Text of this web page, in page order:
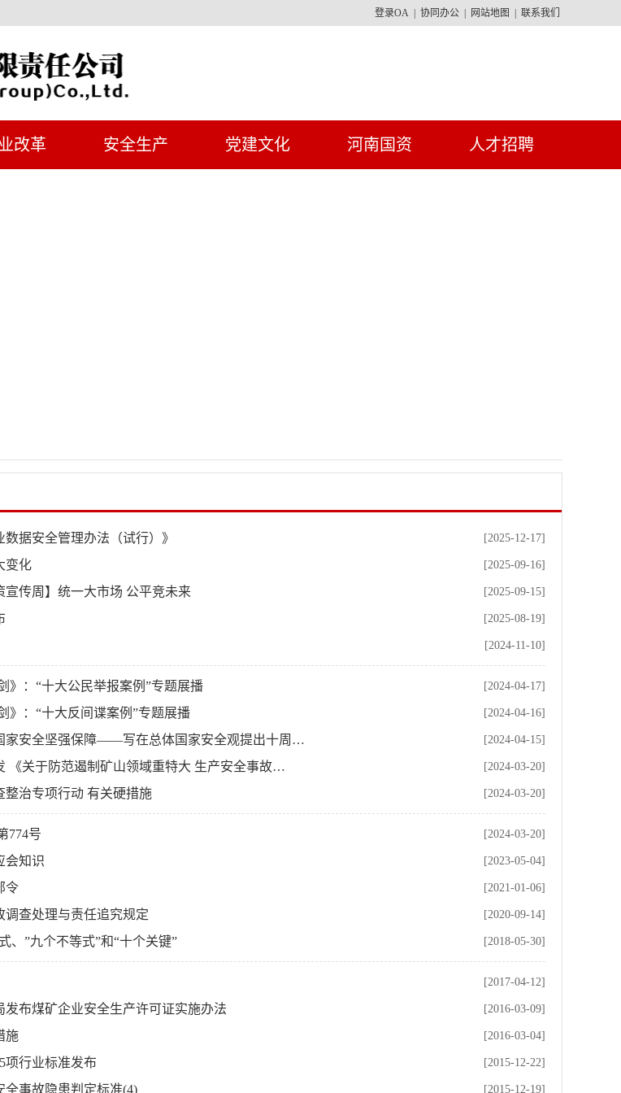
登录OA 协同办公 网站地图 联系我们
改革 安全生产 党建文化 河南国资 人才招聘
[2025-12-17]
据安全管理办法（试行）》
[2025-09-16]
变化
[2025-09-15]
宣传周】统一大市场 公平竞未来
[2025-08-19]
[2024-11-10]
[2024-04-17]
》：“十大公民举报案例”专题展播
[2024-04-16]
》：“十大反间谍案例”专题展播
[2024-04-15]
家安全坚强保障——写在总体国家安全观提出十周…
[2024-03-20]
《关于防范遏制矿山领域重特大 生产安全事故…
[2024-03-20]
治专项行动 有关硬措施
[2024-03-20]
774号
[2023-05-04]
会知识
[2021-01-06]
令
[2020-09-14]
查处理与责任追究规定
[2018-05-30]
、”九个不等式”和“十个关键”
[2017-04-12]
[2016-03-09]
发布煤矿企业安全生产许可证实施办法
[2016-03-04]
施
[2015-12-22]
项行业标准发布
[2015-12-19]
全事故隐患判定标准(4)